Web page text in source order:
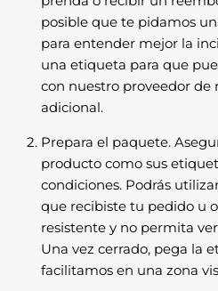
posible que te pidamos
para entender mejor la
una etiqueta para que
con nuestro proveedor de
adicional.
Prepara el paquete.
producto como sus
condiciones. Podrás
que recibiste tu pedido u
resistente y no permita
Una vez cerrado, pega la
facilitamos en una zona